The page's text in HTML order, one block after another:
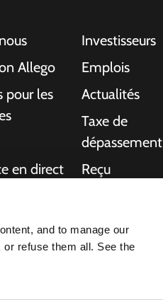
and to manage our
refuse them all. See the
Allego
pour les
en direct
Investisseurs
Emplois
Actualités
Taxe de
dépassement
Reçu